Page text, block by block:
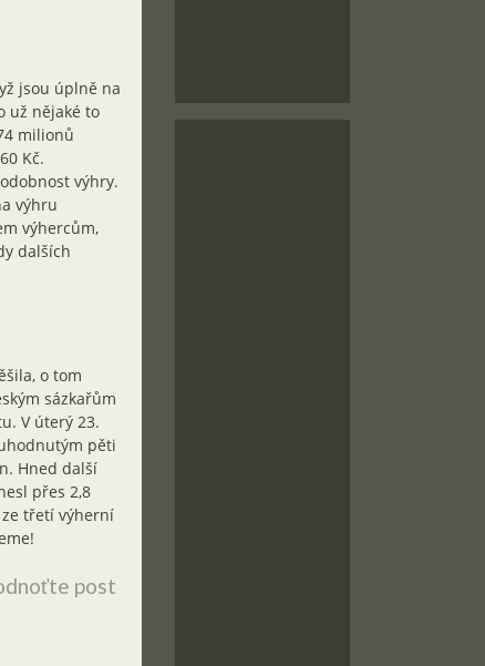
jsou úplně na
už nějaké to
milionů
Kč.
výhry.
výhru
výhercům,
dalších
o tom
sázkařům
V úterý 23.
pěti
Hned další
přes 2,8
ze třetí výherní
post